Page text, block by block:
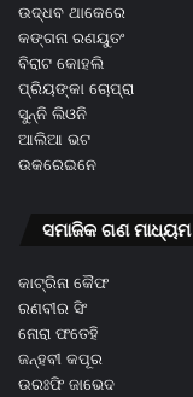
ଉଦ୍ଧବ ଥାକେରେ
କଙ୍ଗନା ରଣୟୁତଂ
ବିରାଟ କୋହଲି
ପ୍ରିୟଙ୍କା ଚୋପ୍ରା
ସୁନ୍ନି ଲିଓନି
ଆଲିଆ ଭଟ
ଉକରେଇନେ
ସମାଜିକ ଗଣ ମାଧ୍ୟମ
କାଟ୍ରିନା କୈଫ
ରଣବୀର ସିଂ
ନୋରା ଫତେହି
ଜନ୍ହବୀ କପୂର
ଉରଃଫି ଜାଭେଦ